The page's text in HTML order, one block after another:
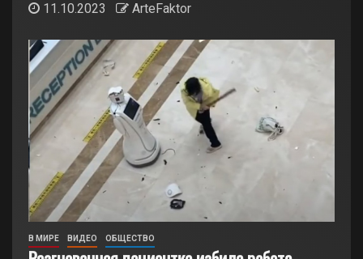
11.10.2023 ArteFaktor
В МИРЕ ВИДЕО ОБЩЕСТВО